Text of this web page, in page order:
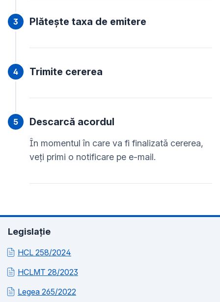
Plătește taxa de emitere
Trimite cererea
Descarcă acordul
În momentul în care va fi finalizată cererea,
veți primi o notificare pe e-mail.
Legislație
HCL 258/2024
HCLMT 28/2023
Legea 265/2022